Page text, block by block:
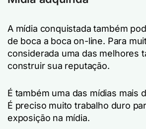
A mídia conquistada também
de boca a boca on-line. Para
considerada uma das melhores
construir sua reputação.
É também uma das mídias mais
É preciso muito trabalho duro
exposição na mídia.